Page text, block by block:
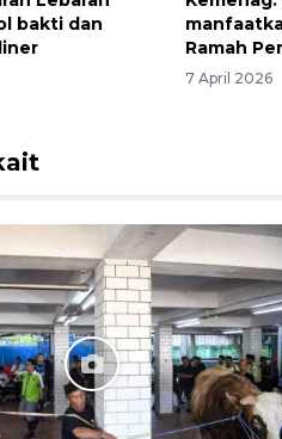
bakti dan
Ramah
7 April 2026